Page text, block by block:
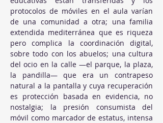
protocolos de móviles en el aula varían
de una comunidad a otra; una familia
extendida mediterránea que es riqueza
pero complica la coordinación digital,
sobre todo con los abuelos; una cultura
del ocio en la calle —el parque, la plaza,
la pandilla— que era un contrapeso
natural a la pantalla y cuya recuperación
es protección basada en evidencia, no
nostalgia; la presión consumista del
móvil como marcador de estatus, intensa